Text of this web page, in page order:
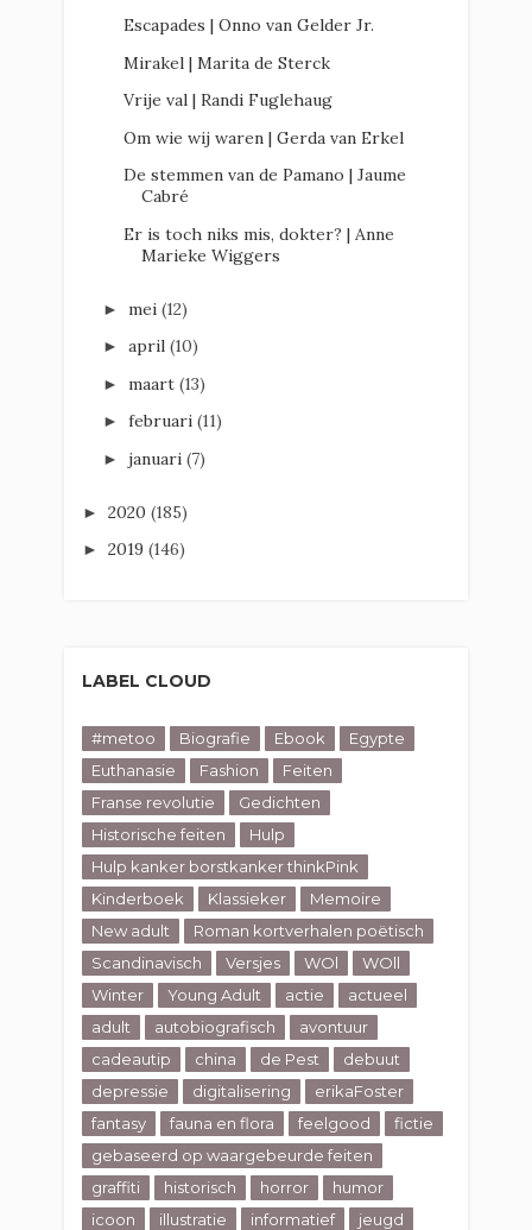
Escapades | Onno van Gelder Jr.
Mirakel | Marita de Sterck
Vrije val | Randi Fuglehaug
Om wie wij waren | Gerda van Erkel
De stemmen van de Pamano | Jaume
Cabré
Er is toch niks mis, dokter? | Anne
Marieke Wiggers
► mei (12)
► april (10)
► maart (13)
► februari (11)
► januari (7)
► 2020 (185)
► 2019 (146)
LABEL CLOUD
#metoo Biografie Ebook
Egypte
Euthanasie
Fashion
Feiten
Franse revolutie
Gedichten
Historische feiten
Hulp
Hulp kanker borstkanker thinkPink
Kinderboek
Klassieker
Memoire
New adult
Roman kortverhalen poëtisch
Scandinavisch
Versjes WOl
WOll
Winter
Young Adult actie
actueel
adult
autobiografisch
avontuur
cadeautip
china de Pest
debuut
depressie
digitalisering
erikaFoster
fantasy
fauna en flora feelgood
fictie
gebaseerd op waargebeurde feiten
graffiti
historisch horror
humor
icoon
illustratie informatief
jeugd